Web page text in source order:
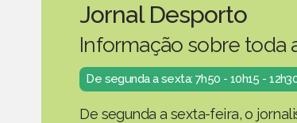
Jornal Desporto
Informação sobre toda
De segunda a sexta: 7h50 - 10h15 -
De segunda a sexta-feira, o